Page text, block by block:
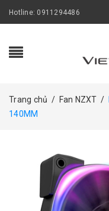
Hotline: 0911294486
Trang chủ / Fan NZXT /
140MM